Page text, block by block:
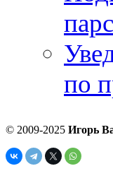
по
© 2009-2025 Игорь